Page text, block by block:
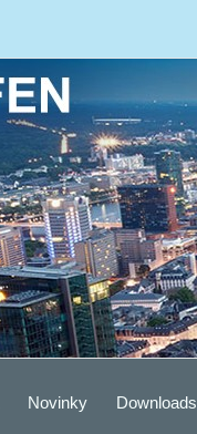
Novinky Downloads